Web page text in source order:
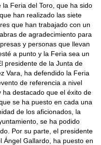
Feria del Toro, que ha sido
han realizado las siete
que han trabajado con un
de agradecimiento para
y personas que llevan
a punto y la Feria sea un
presidente de la Junta de
Vara, ha defendido la Feria
de referencia a nivel
destacado que el éxito de
se ha puesto en cada una
de los aficionados, la
se ha podido
Por su parte, el presidente
Ángel Gallardo, ha puesto en